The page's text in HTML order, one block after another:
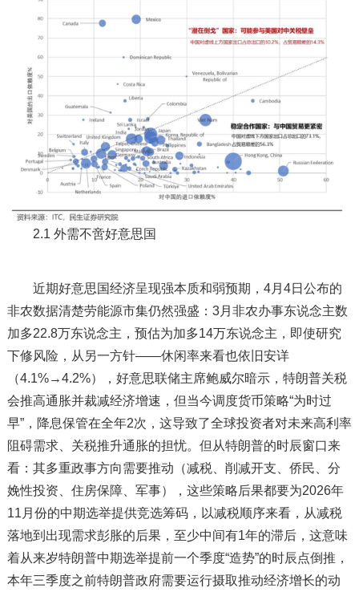
2.1 外需不啻好意思国
近期好意思国经济呈现强本质和弱预期，4月4日公布的
非农数据清楚劳能源市集仍然强盛：3月非农办事东说念主数
加多22.8万东说念主，预估为加多14万东说念主，即使研究
下修风险，从另一方针——休闲率来看也依旧安详
（4.1%→4.2%），好意思联储主席鲍威尔暗示，特朗普关税
会推高通胀并裁减经济增速，但当今调度货币策略“为时过
早”，降息保管在全年2次，这导致了全球投资者对未来高利率
阻碍需求、关税推升通胀的担忧。但从特朗普的时辰窗口来
看：其多重政事方向需要推动（减税、削减开支、侨民、分
娩性投资、住房保障、军事），这些策略后果都要为2026年
11月份的中期选举提供竞选筹码，以减税顺序来看，从减税
落地到出现需求彭胀的后果，至少中间有1年的滞后，这意味
着从来岁特朗普中期选举提前一个季度“造势”的时辰点倒推，
本年三季度之前特朗普政府需要运行摄取推动经济增长的动